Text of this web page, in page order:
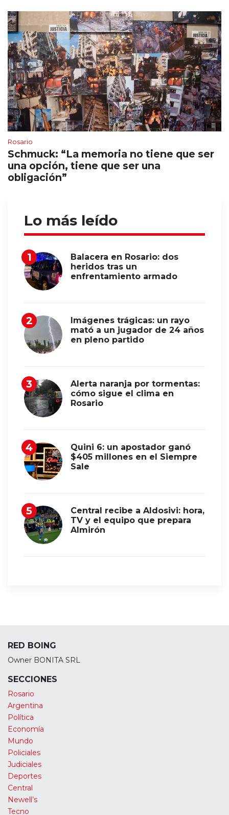
Rosario
Schmuck: “La memoria no tiene que ser
una opción, tiene que ser una
obligación”
Lo más leído
Balacera en Rosario: dos
heridos tras un
enfrentamiento armado
Imágenes trágicas: un rayo
mató a un jugador de 24 años
en pleno partido
Alerta naranja por tormentas:
cómo sigue el clima en
Rosario
Quini 6: un apostador ganó
$405 millones en el Siempre
Sale
Central recibe a Aldosivi: hora,
TV y el equipo que prepara
Almirón
RED BOING
Owner BONITA SRL
SECCIONES
Rosario
Argentina
Política
Economía
Mundo
Policiales
Judiciales
Deportes
Central
Newell’s
Tecno